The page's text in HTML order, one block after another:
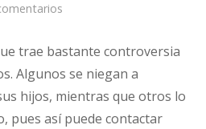
trae bastante controversia
Algunos se niegan a
hijos, mientras que otros lo
pues así puede contactar